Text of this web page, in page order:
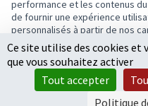
performance et les contenus
de fournir une expérience
personnalisés à partir de nos
Accepter
Paramètres des cookies
Ecrivons Angers sur X
(Lien externe)
Ecrivons Angers sur
(Lien externe)
logiciel libre
Ce site utilise des cookies et
que vous souhaitez activer
Tout accepter
Politique